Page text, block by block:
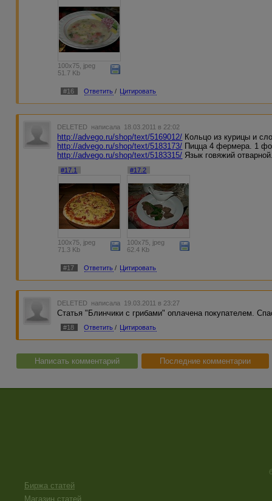
100x75, jpeg
51.7 Kb
#16 Ответить / Цитировать
DELETED написала 18.03.2011 в 22:02
http://advego.ru/shop/text/5169012/ Кольцо из курицы и
http://advego.ru/shop/text/5183173/ Пицца 4 фермера. 1
http://advego.ru/shop/text/5183315/ Язык говяжий
#17.1
100x75, jpeg
71.3 Kb
#17.2
100x75, jpeg
62.4 Kb
#17 Ответить / Цитировать
DELETED написала 19.03.2011 в 23:27
Статья "Блинчики с грибами" оплачена покупателем.
#18 Ответить / Цитировать
Написать комментарий Последние комментарии
Биржа статей
Магазин статей